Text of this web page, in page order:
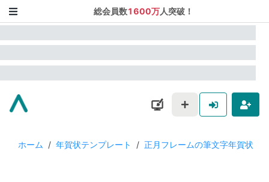
総会員数1600万人突破！
ホーム / 年賀状テンプレート / 正月フレームの筆文字年賀状